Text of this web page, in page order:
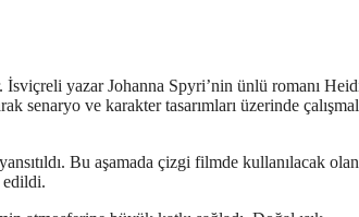
yazar Johanna Spyri’nin ünlü romanı
senaryo ve karakter tasarımları üzerinde
Bu aşamada çizgi filmde kullanılacak
edildi.